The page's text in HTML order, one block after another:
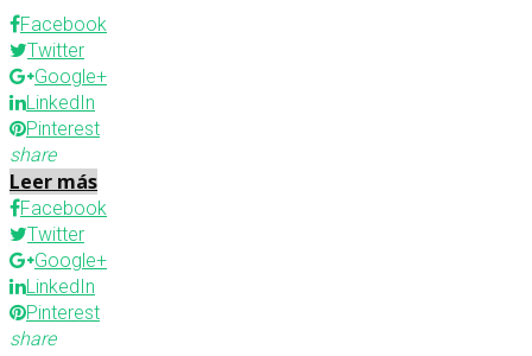
Facebook
Twitter
Google+
LinkedIn
Pinterest
share
Leer más
Facebook
Twitter
Google+
LinkedIn
Pinterest
share